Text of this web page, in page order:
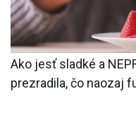
Ako jesť sladké a
prezradila, čo naozaj